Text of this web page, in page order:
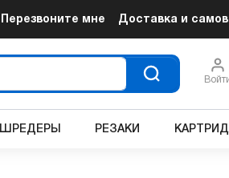
Перезвоните мне Доставка и
ШРЕДЕРЫ РЕЗАКИ